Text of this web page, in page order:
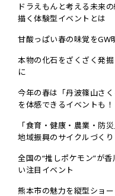
ドラえもんと考える未来
描く体験型イベントとは
甘酸っぱい春の味覚をGW
本物の化石をざくざく発
に
今年の春は「丹波篠山さ
を体感できるイベントも！
「食育・健康・農業・防
地域振興のサイクルづくり
全国の“推しポケモン”が
い注目イベント
熊本市の魅力を縦型ショ